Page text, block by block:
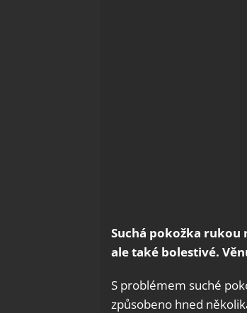
Suchá pokožka rukou
ale také bolestivé.
S problémem suché
způsobeno hned